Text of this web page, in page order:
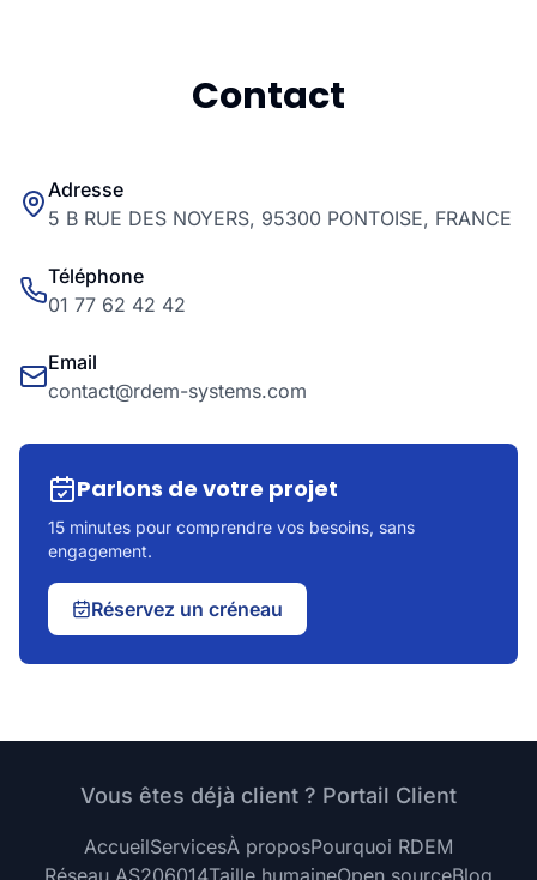
Contact
Adresse
5 B RUE DES NOYERS, 95300 PONTOISE, FRANCE
Téléphone
01 77 62 42 42
Email
contact@rdem-systems.com
Parlons de votre projet
15 minutes pour comprendre vos besoins, sans
engagement.
Réservez un créneau
Vous êtes déjà client ? Portail Client
AccueilServicesÀ proposPourquoi RDEM
Réseau AS206014Taille humaineOpen sourceBlog